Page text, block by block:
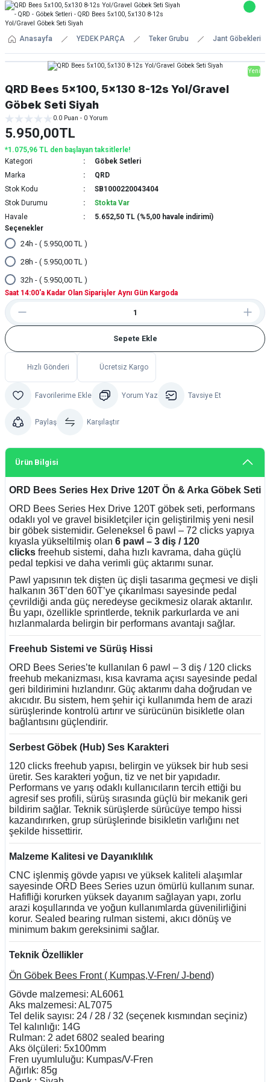
Anasayfa YEDEK PARÇA Teker Grubu Jant Göbekleri
Yeni
QRD Bees 5x100, 5x130 8-12s Yol/Gravel
Göbek Seti Siyah
0.0 Puan - 0 Yorum
5.950,00TL
*1.075,96 TL den başlayan taksitlerle!
Kategori
Göbek Setleri
Marka
QRD
Stok Kodu
SB1000220043404
Stok Durumu
Stokta Var
Havale
5.652,50 TL (%5,00 havale indirimi)
Saat 14:00'a Kadar Olan Siparişler Aynı Gün Kargoda
Seçenekler
24h - ( 5.950,00 TL )
28h - ( 5.950,00 TL )
32h - ( 5.950,00 TL )
Sepete Ekle
Hızlı Gönderi Ücretsiz Kargo
Yorum Yaz Tavsiye Et
Paylaş Karşılaştır
Ürün Bilgisi
ORD Bees Series Hex Drive 120T Ön & Arka Göbek Seti
ORD Bees Series Hex Drive 120T göbek seti, performans
odaklı yol ve gravel bisikletçiler için geliştirilmiş yeni nesil
bir göbek sistemidir. Geleneksel 6 pawl – 72 clicks yapıya
kıyasla yükseltilmiş olan 6 pawl – 3 diş / 120
clicks freehub sistemi, daha hızlı kavrama, daha güçlü
pedal tepkisi ve daha verimli güç aktarımı sunar.
Pawl yapısının tek dişten üç dişli tasarıma geçmesi ve dişli
halkanın 36T’den 60T’ye çıkarılması sayesinde pedal
çevrildiği anda güç neredeyse gecikmesiz olarak aktarılır.
Bu yapı, özellikle sprintlerde, teknik parkurlarda ve ani
hızlanmalarda belirgin bir performans avantajı sağlar.
Freehub Sistemi ve Sürüş Hissi
ORD Bees Series’te kullanılan 6 pawl – 3 diş / 120 clicks
freehub mekanizması, kısa kavrama açısı sayesinde pedal
geri bildirimini hızlandırır. Güç aktarımı daha doğrudan ve
akıcıdır. Bu sistem, hem şehir içi kullanımda hem de arazi
sürüşlerinde kontrolü artırır ve sürücünün bisikletle olan
bağlantısını güçlendirir.
Serbest Göbek (Hub) Ses Karakteri
120 clicks freehub yapısı, belirgin ve yüksek bir hub sesi
üretir. Ses karakteri yoğun, tiz ve net bir yapıdadır.
Performans ve yarış odaklı kullanıcıların tercih ettiği bu
agresif ses profili, sürüş sırasında güçlü bir mekanik geri
bildirim sağlar. Teknik sürüşlerde sürücüye tempo hissi
kazandırırken, grup sürüşlerinde bisikletin varlığını net
şekilde hissettirir.
Malzeme Kalitesi ve Dayanıklılık
CNC işlenmiş gövde yapısı ve yüksek kaliteli alaşımlar
sayesinde ORD Bees Series uzun ömürlü kullanım sunar.
Hafifliği korurken yüksek dayanım sağlayan yapı, zorlu
arazi koşullarında ve yoğun kullanımlarda güvenilirliğini
korur. Sealed bearing rulman sistemi, akıcı dönüş ve
minimum bakım gereksinimi sağlar.
Teknik Özellikler
Ön Göbek Bees Front ( Kumpas,V-Fren/ J-bend)
Gövde malzemesi: AL6061
Aks malzemesi: AL7075
Tel delik sayısı: 24 / 28 / 32 (seçenek kısmından seçiniz)
Tel kalınlığı: 14G
Rulman: 2 adet 6802 sealed bearing
Aks ölçüleri: 5x100mm
Fren uyumluluğu: Kumpas/V-Fren
Ağırlık: 85g